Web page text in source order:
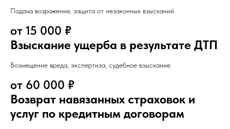
Подача возражения, защита от незаконных взысканий
от 15 000 ₽
Взыскание ущерба в результате ДТП
Возмещение вреда, экспертиза, судебное взыскание
от 60 000 ₽
Возврат навязанных страховок и
услуг по кредитным договорам